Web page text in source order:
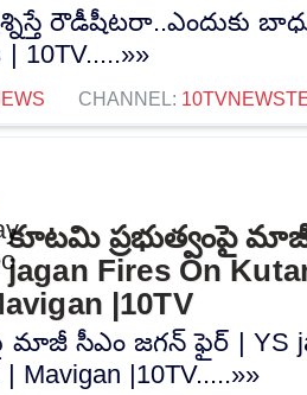
రౌడీషీటరా..ఎందుకు
| 10TV.....»»
CHANNEL:
కూటమి ప్రభుత్వంపై
jagan Fires On
|10TV
మాజీ సీఎం జగన్ ఫైర్ | YS
Mavigan |10TV.....»»